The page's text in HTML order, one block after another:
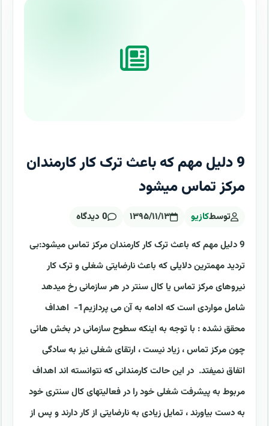
‏9 دلیل مهم که باعث ترک کار کارمندان
مرکز تماس میشود
توسطکازیو ۱۳۹۵/۱۱/۱۳ 0 دیدگاه
‏9 دلیل مهم که باعث ترک کار کارمندان مرکز تماس میشود:‏بی
تردید مهمترین دلایلی که باعث نارضایتی شغلی و ترک کار
نیروهای مرکز تماس یا کال سنتر در هر سازمانی رخ میدهد
شامل مواردی است که ادامه به آن می پردازیم‏1-‏ اهداف
محقق نشده : با توجه به اینکه سطوح سازمانی در بخش هائی
چون مرکز تماس ، زیاد ‏نیست ، ارتقای شغلی نیز به سادگی
اتفاق نمیفتد. در این حالت کارمندانی که نتوانسته اند ‏اهداف
مربوط به پیشرفت شغلی خود را در فعالیتهای کال سنتری خود
به دست بیاورند ، تمایل ‏زیادی به نارضایتی از کار دارند و پس از